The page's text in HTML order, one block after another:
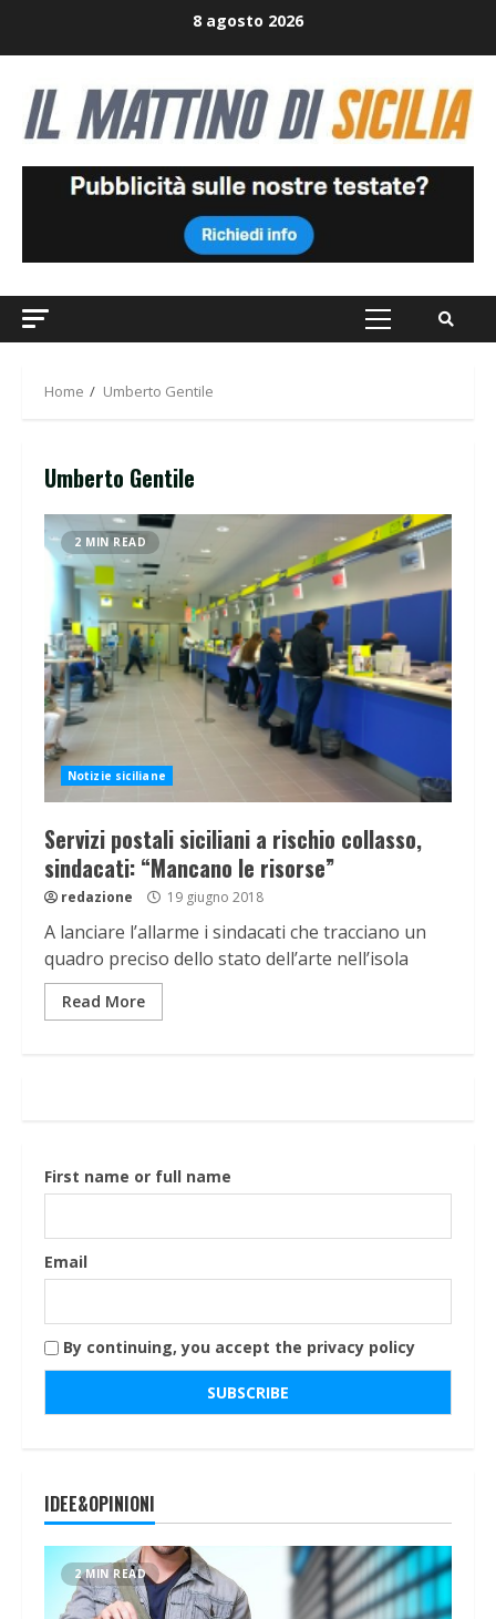
8 agosto 2026
Primary
Home Umberto Gentile
Umberto Gentile
2 MIN READ
Notizie siciliane
Servizi postali siciliani a rischio collasso,
sindacati: “Mancano le risorse”
redazione 19 giugno 2018
A lanciare l’allarme i sindacati che tracciano un
quadro preciso dello stato dell’arte nell’isola
Read More
First name or full name
Email
By continuing, you accept the privacy policy
IDEE&OPINIONI
2 MIN READ